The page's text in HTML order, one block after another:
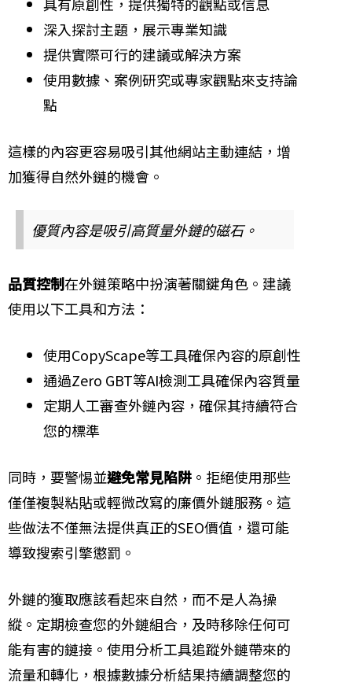
深入探討主題，展示專業知識
提供實際可行的建議或解決方案
使用數據、案例研究或專家觀點來支持論
點
這樣的內容更容易吸引其他網站主動連結，增
加獲得自然外鏈的機會。
優質內容是吸引高質量外鏈的磁石。
品質控制在外鏈策略中扮演著關鍵角色。建議
使用以下工具和方法：
使用CopyScape等工具確保內容的原創性
通過Zero GBT等AI檢測工具確保內容質量
定期人工審查外鏈內容，確保其持續符合
您的標準
同時，要警惕並避免常見陷阱 。拒絕使用那些
僅僅複製粘貼或輕微改寫的廉價外鏈服務。這
些做法不僅無法提供真正的SEO價值，還可能
導致搜索引擎懲罰。
外鏈的獲取應該看起來自然，而不是人為操
縱。定期檢查您的外鏈組合，及時移除任何可
能有害的鏈接。使用分析工具追蹤外鏈帶來的
流量和轉化，根據數據分析結果持續調整您的